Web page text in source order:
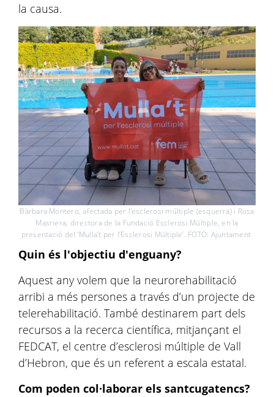
la causa.
Bàrbara Montero, afectada per l'esclerosi múltiple (esquerra) i Rosa
Masriera, directora de la Fundació Esclerosi Múltiple, en la
presentació del ‘Mulla’t per l’Esclerosi Múltiple’. FOTO: Ajuntament
Quin és l'objectiu d'enguany?
Aquest any volem que la neurorehabilitació
arribi a més persones a través d’un projecte de
telerehabilitació. També destinarem part dels
recursos a la recerca científica, mitjançant el
FEDCAT, el centre d’esclerosi múltiple de Vall
d’Hebron, que és un referent a escala estatal.
Com poden col·laborar els santcugatencs?